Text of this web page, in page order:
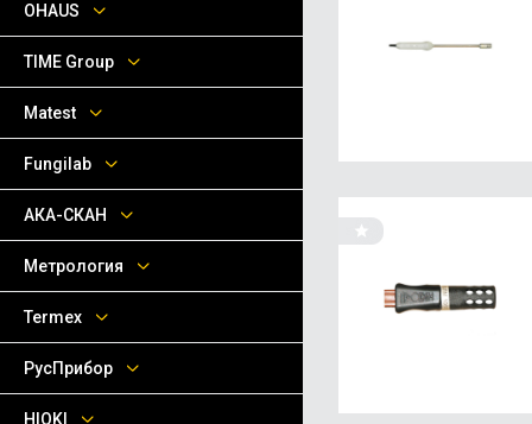
OHAUS
TIME Group
Matest
Fungilab
АКА-СКАН
Метрология
Termex
РусПрибор
HIOKI